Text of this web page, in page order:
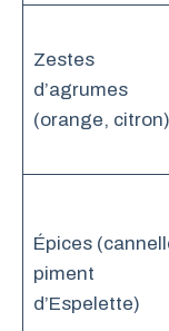
Zestes
d’agrumes
(orange, citron)
Épices
piment
d’Espelette)